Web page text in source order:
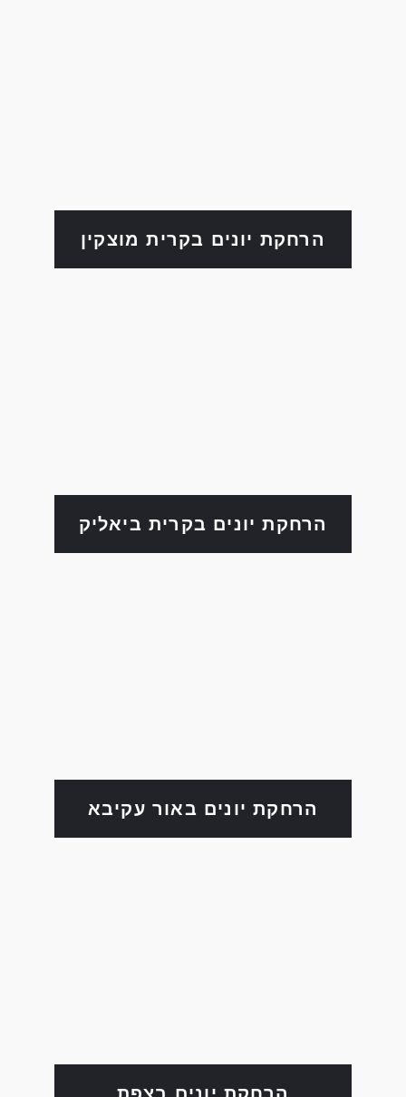
הרחקת יונים בקרית מוצקין
הרחקת יונים בקרית ביאליק
הרחקת יונים באור עקיבא